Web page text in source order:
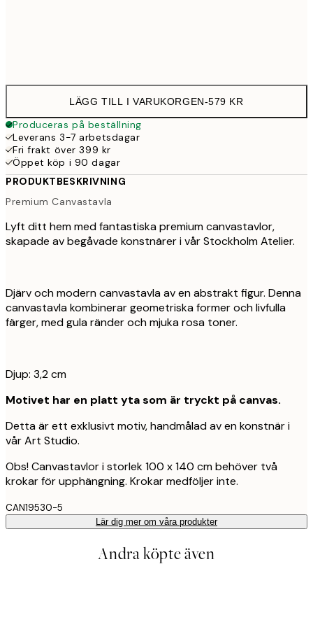
LÄGG TILL I VARUKORGEN-579 KR
Produceras på beställning
Leverans 3-7 arbetsdagar
Fri frakt över 399 kr
Öppet köp i 90 dagar
PRODUKTBESKRIVNING
Premium Canvastavla
Lyft ditt hem med fantastiska premium canvastavlor,
skapade av begåvade konstnärer i vår Stockholm Atelier.
Djärv och modern canvastavla av en abstrakt figur. Denna
canvastavla kombinerar geometriska former och livfulla
färger, med gula ränder och mjuka rosa toner.
Djup: 3,2 cm
Motivet har en platt yta som är tryckt på canvas.
Detta är ett exklusivt motiv, handmålad av en konstnär i
vår Art Studio.
Obs! Canvastavlor i storlek 100 x 140 cm behöver två
krokar för upphängning. Krokar medföljer inte.
CAN19530-5
Lär dig mer om våra produkter
Andra köpte även